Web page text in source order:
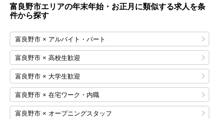
富良野市エリアの年末年始・お正月に類似する求人を条
件から探す
富良野市 × アルバイト・パート
富良野市 × 高校生歓迎
富良野市 × 大学生歓迎
富良野市 × 在宅ワーク・内職
富良野市 × オープニングスタッフ